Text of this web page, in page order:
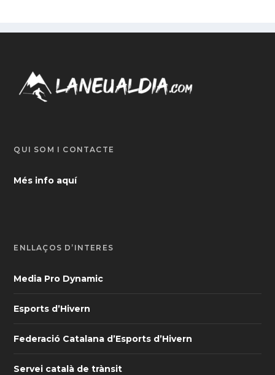
QUI SOM I CONTACTE
Més info aquí
ENLLAÇOS D’INTERÈS
Media Pro Dynamic
Esports d’Hivern
Federació Catalana d’Esports d’Hivern
Servei català de trànsit